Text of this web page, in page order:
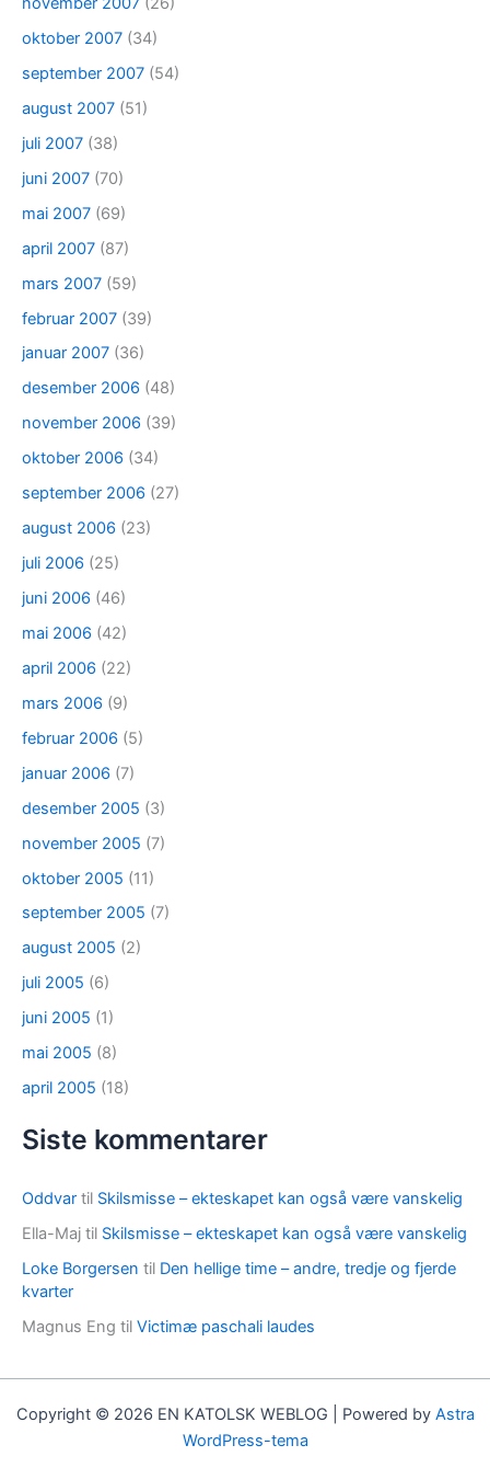
oktober 2007 (34)
september 2007 (54)
august 2007 (51)
juli 2007 (38)
juni 2007 (70)
mai 2007 (69)
april 2007 (87)
mars 2007 (59)
februar 2007 (39)
januar 2007 (36)
desember 2006 (48)
november 2006 (39)
oktober 2006 (34)
september 2006 (27)
august 2006 (23)
juli 2006 (25)
juni 2006 (46)
mai 2006 (42)
april 2006 (22)
mars 2006 (9)
februar 2006 (5)
januar 2006 (7)
desember 2005 (3)
november 2005 (7)
oktober 2005 (11)
september 2005 (7)
august 2005 (2)
juli 2005 (6)
juni 2005 (1)
mai 2005 (8)
april 2005 (18)
Siste kommentarer
Oddvar til Skilsmisse – ekteskapet kan også være vanskelig
Ella-Maj til Skilsmisse – ekteskapet kan også være vanskelig
Loke Borgersen til Den hellige time – andre, tredje og fjerde
kvarter
Magnus Eng til Victimæ paschali laudes
Copyright © 2026 EN KATOLSK WEBLOG | Powered by Astra
WordPress-tema